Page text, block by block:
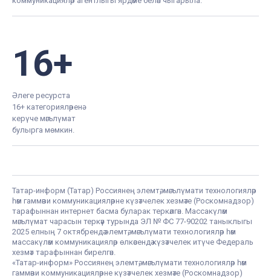
16+
Әлеге ресурста
16+ категорияләренә
керүче мәгълүмат
булырга мөмкин.
Татар-информ (Татар) Россиянең элемтә, мәгълүмати технологияләр
һәм гаммәви коммуникацияләрне күзәтчелек хезмәте (Роскомнадзор)
тарафыннан интернет басма буларак теркәлгән. Массакүләм
мәгълүмат чарасын теркәү турында ЭЛ № ФС 77-90202 таныклыгы
2025 елның 7 октябрендә элемтә, мәгълүмати технологияләр һәм
массакүләм коммуникацияләр өлкәсендә күзәтчелек итүче Федераль
хезмәт тарафыннан бирелгән.
«Татар-информ» Россиянең элемтә, мәгълүмати технологияләр һәм
гаммәви коммуникацияләрне күзәтчелек хезмәте (Роскомнадзор)